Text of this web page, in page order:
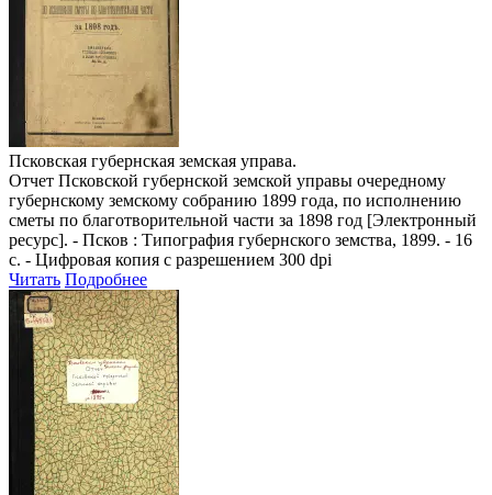
Псковская губернская земская управа.
Отчет Псковской губернской земской управы очередному
губернскому земскому собранию 1899 года, по исполнению
сметы по благотворительной части за 1898 год [Электронный
ресурс]. - Псков : Типография губернского земства, 1899. - 16
с. - Цифровая копия с разрешением 300 dpi
Читать Подробнее